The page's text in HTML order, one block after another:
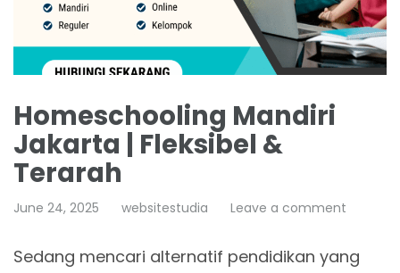
Homeschooling Mandiri
Jakarta | Fleksibel &
Terarah
June 24, 2025 websitestudia Leave a comment
Sedang mencari alternatif pendidikan yang